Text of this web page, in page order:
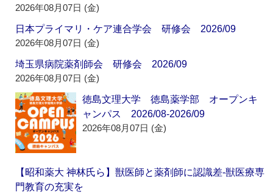
2026年08月07日 (金)
日本プライマリ・ケア連合学会 研修会 2026/09
2026年08月07日 (金)
埼玉県病院薬剤師会 研修会 2026/09
2026年08月07日 (金)
徳島文理大学 徳島薬学部 オープンキ
ャンパス 2026/08-2026/09
2026年08月07日 (金)
【昭和薬大 神林氏ら】獣医師と薬剤師に認識差‐獣医療専
門教育の充実を